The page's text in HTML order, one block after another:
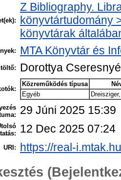
Z Bibliography.
könyvtártudomány
könyvtárak
MTA Könyvtár és
Dorottya
Közreműködés típusa
Egyéb
29 Júni 2025 15:39
12 Dec 2025 07:24
URI: https://real-